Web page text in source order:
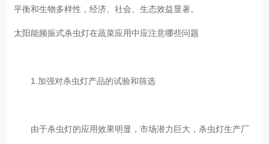
平衡和生物多样性，经济、社会、生态效益显著。
太阳能频振式杀虫灯在蔬菜应用中应注意哪些问题
1.加强对杀虫灯产品的试验和筛选
由于杀虫灯的应用效果明显，市场潜力巨大，杀虫灯生产厂